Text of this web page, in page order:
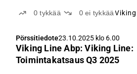
0tykkää 0ei tykkää
Pörssitiedote23.10.2025 klo 6.00
Viking Line Abp: Viking Line:
Toimintakatsaus Q3 2025